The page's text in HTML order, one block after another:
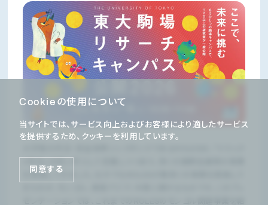
Cookieの使用について
当サイトでは、サービス向上およびお客様により適したサービス
を提供するため、クッキーを利用しています。
同意する
II外交」の担い手として定着しつつあり、多くの国際会議等の事業
を実施してきました。なかでもROLESが数多くの事業を実施して